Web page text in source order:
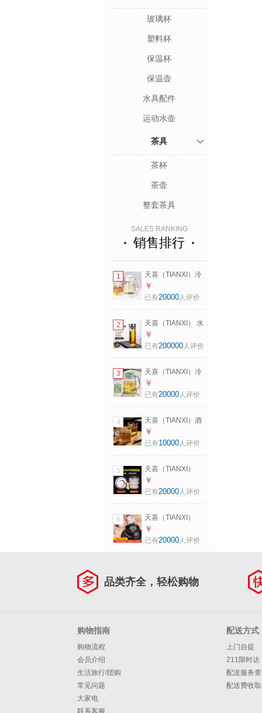
玻璃杯
塑料杯
保温杯
保温壶
水具配件
运动水壶
茶具
茶杯
茶壶
整套茶具
SALES RANKING
销售排行
1
天喜（TIANXI）冷
水壶大容量玻璃杯
可过滤冷水壶耐热
厚】白色2000ml
￥
已有20000人评价
2
天喜（TIANXI） 水
杯玻璃杯大容量杯
子家用便携男女办
350ml（双层加厚
玻璃）
￥
已有200000人评价
3
天喜（TIANXI）冷
水壶大容量玻璃杯
可过滤冷水壶耐热
厚】绿色 2000ml
￥
已有20000人评价
4
天喜（TIANXI）酒
杯威士忌酒杯洋酒
啤酒杯玻璃杯烈酒
装】 260ml
￥
已有10000人评价
5
天喜（TIANXI）
304不锈钢热水瓶塞
子硅胶暖壶塞暖瓶
小号1个[适用于
2L/5磅]
￥
已有20000人评价
6
天喜（TIANXI）
304不锈钢热水瓶塞
子硅胶暖壶塞暖瓶
3.2L/8磅]
￥
已有20000人评价
品类齐全，轻松购物
购物指南
购物流程
会员介绍
生活旅行/团购
常见问题
大家电
联系客服
配送方式
上门自提
211限时达
配送服务
配送费收